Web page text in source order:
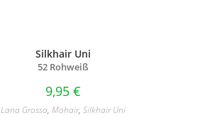
Silkhair Uni
52 Rohweiß
9,95 €
Lana Grossa, Mohair, Silkhair Uni